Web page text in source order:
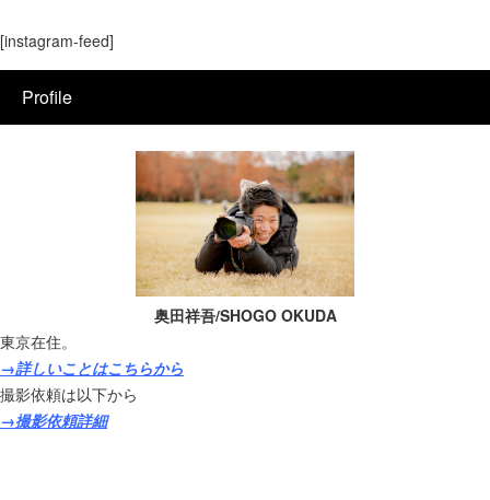
[instagram-feed]
Profile
奥田祥吾/SHOGO OKUDA
東京在住。
→詳しいことはこちらから
撮影依頼は以下から
→撮影依頼詳細